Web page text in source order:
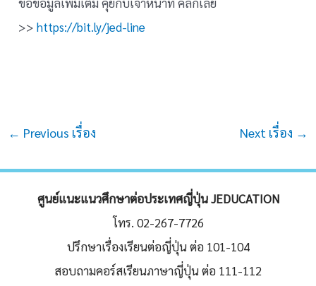
>>https://bit.ly/jed-line
Post
← Previous เรื่อง Next เรื่อง →
ศูนย์แนะแนวศึกษาต่อประเทศญี่ปุ่น JEDUCATION
โทร. 02-267-7726
ปรึกษาเรื่องเรียนต่อญี่ปุ่น ต่อ 101-104
สอบถามคอร์สเรียนภาษาญี่ปุ่น ต่อ 111-112